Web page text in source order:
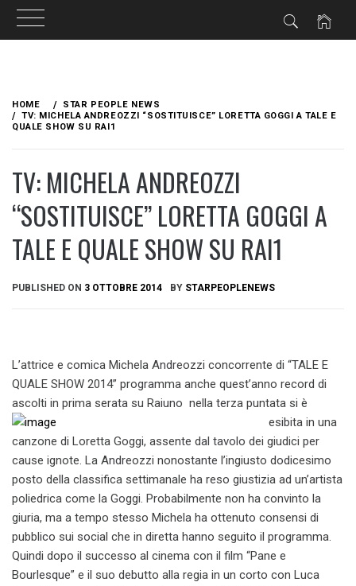
content
HOME
STAR PEOPLE NEWS
TV: MICHELA ANDREOZZI “SOSTITUISCE” LORETTA GOGGI A TALE E
QUALE SHOW SU RAI1
TV: MICHELA ANDREOZZI
“SOSTITUISCE” LORETTA GOGGI A
TALE E QUALE SHOW SU RAI1
PUBLISHED ON 3 OTTOBRE 2014 BY STARPEOPLENEWS
L’attrice e comica Michela Andreozzi concorrente di “TALE E
QUALE SHOW 2014” programma anche quest’anno record di
ascolti in prima serata su Raiuno nella terza puntata si è
esibita in una
canzone di Loretta Goggi, assente dal tavolo dei giudici per
cause ignote. La Andreozzi nonostante l’ingiusto dodicesimo
posto della classifica settimanale ha reso giustizia ad un’artista
poliedrica come la Goggi. Probabilmente non ha convinto la
giuria, ma a tempo stesso Michela ha ottenuto consensi di
pubblico sui social che in diretta hanno seguito il programma.
Quindi dopo il successo al cinema con il film “Pane e
Bourlesque” e il suo debutto alla regia in un corto con Luca